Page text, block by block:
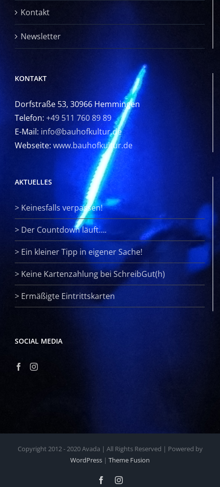
Kontakt
Newsletter
KONTAKT
Dorfstraße 53, 30966 Hemmingen
Telefon: +49 511 760 89 89
E-Mail: info@bauhofkultur.de
Webseite: www.bauhofkultur.de
AKTUELLES
> Keinesfalls verpassen!
> Der Countdown läuft….
> Ein kleiner Tipp in eigener Sache!
> Keine Kartenzahlung bei SchreibGut(h)
> Ermäßigte Eintrittskarten
SOCIAL MEDIA
Copyright 2012 - 2020 Avada | All Rights Reserved | Powered by
WordPress | Theme Fusion
FacebookInstagram